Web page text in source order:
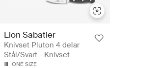
Lion Sabatier
Knivset Pluton 4 delar
Stål/Svart - Knivset
ONE SIZE